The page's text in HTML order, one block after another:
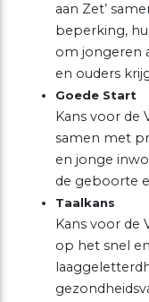
aan Zet’
beperking,
om jongeren
en ouders
Goede Start
Kans voor de
samen met
en jonge
de geboorte
Taalkans
Kans voor de
op het snel